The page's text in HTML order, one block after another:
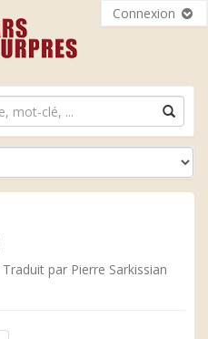
Connexion
Traduit par Pierre Sarkissian